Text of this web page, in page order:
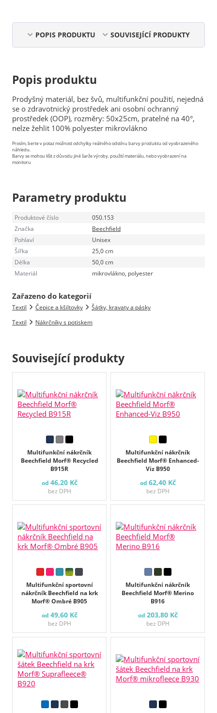
POPIS PRODUKTU SOUVISEJÍCÍ PRODUKTY
Popis produktu
Prodyšný materiál, bez švů, multifunkční použití, nejedná
se o zdravotnický prostředek ani osobní ochranný
prostředek (OOP), rozměry: 50x25cm, pratelné na 40°,
nelze žehlit 100% polyester mikrovlákno
Prosím, berte v potaz možnost odchylky reálného odstínu barvy produktu od vyobrazeného
náhledu.
Barvy se mohou lišit z důvodu jiné šarže výroby, použití materiálu, nebo vyobrazení na
monitoru
Parametry produktu
Produktové číslo
050.153
Značka
Beechfield
Pohlaví
Unisex
Šířka
25,0 cm
Délka
50,0 cm
Materiál
mikrovlákno, polyester
Zařazeno do kategorií
Textil Čepice a kšiltovky
Šátky, kravaty a pásky
Textil
Nákrčníky s potiskem
Související produkty
Multifunkční nákrčník
Beechfield Morf® Recycled
B915R
od 46,20 Kč
bez DPH
Multifunkční nákrčník
Beechfield Morf® Enhanced-
Viz B950
od 62,40 Kč
bez DPH
Multifunkční sportovní
nákrčník Beechfield na krk
Morf® Ombré B905
od 49,60 Kč
bez DPH
Multifunkční nákrčník
Beechfield Morf® Merino
B916
od 203,80 Kč
bez DPH